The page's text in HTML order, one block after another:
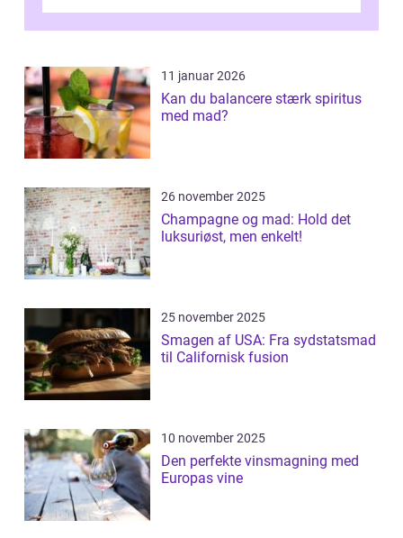
11 januar 2026
Kan du balancere stærk spiritus
med mad?
26 november 2025
Champagne og mad: Hold det
luksuriøst, men enkelt!
25 november 2025
Smagen af USA: Fra sydstatsmad
til Californisk fusion
10 november 2025
Den perfekte vinsmagning med
Europas vine